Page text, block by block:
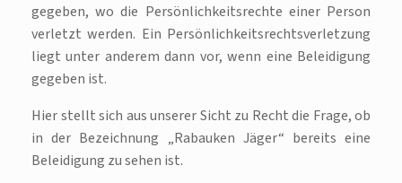
gegeben, wo die Persönlichkeitsrechte einer Person
verletzt werden. Ein Persönlichkeitsrechtsverletzung
liegt unter anderem dann vor, wenn eine Beleidigung
gegeben ist.
Hier stellt sich aus unserer Sicht zu Recht die Frage, ob
in der Bezeichnung „Rabauken Jäger“ bereits eine
Beleidigung zu sehen ist.